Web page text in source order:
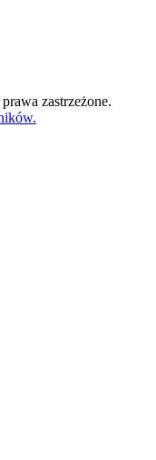
zastrzeżone.